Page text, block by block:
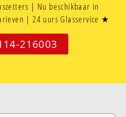
| Nu beschikbaar in
| 24 uurs Glasservice ★
216003